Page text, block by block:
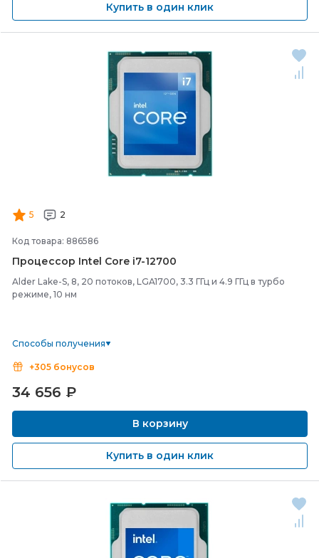
Купить в один клик
5 2
Код товара: 886586
Процессор Intel Core i7-12700
Alder Lake-S, 8, 20 потоков, LGA1700, 3.3 ГГц и 4.9 ГГц в турбо
режиме, 10 нм
Способы получения
+305 бонусов
34 656 ₽
В корзину
Купить в один клик